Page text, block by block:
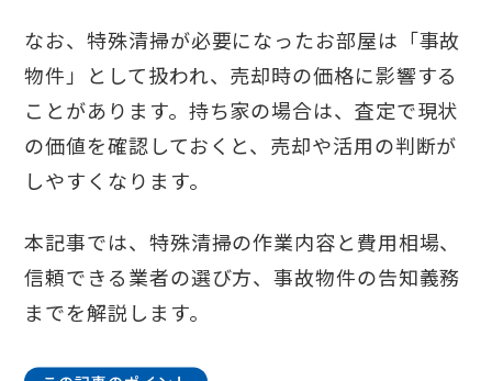
なお、特殊清掃が必要になったお部屋は「事故
物件」として扱われ、売却時の価格に影響する
ことがあります。持ち家の場合は、査定で現状
の価値を確認しておくと、売却や活用の判断が
しやすくなります。
本記事では、特殊清掃の作業内容と費用相場、
信頼できる業者の選び方、事故物件の告知義務
までを解説します。